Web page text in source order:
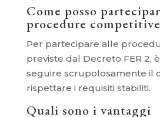
Come posso
procedure
Per partecipare alle
previste dal Decreto FER 2,
seguire scrupolosamente il
rispettare i requisiti stabiliti.
Quali sono i vantaggi